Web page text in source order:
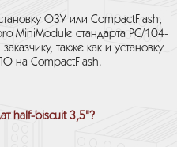
ОЗУ или CompactFlash,
MiniModule стандарта PC/104-
также как и установку
на CompactFlash.
half-biscuit 3,5"?